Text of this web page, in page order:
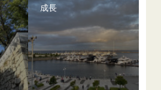
成長